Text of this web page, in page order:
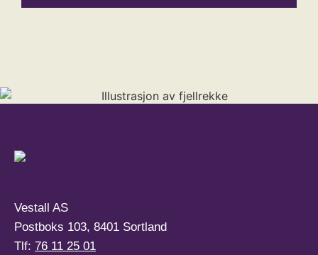
Vestall AS
Postboks 103, 8401 Sortland
Tlf: 76 11 25 01